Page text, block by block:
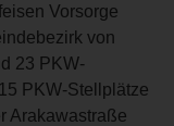
Vorsorge
von
23 PKW-
PKW-Stellplätze
Arakawastraße